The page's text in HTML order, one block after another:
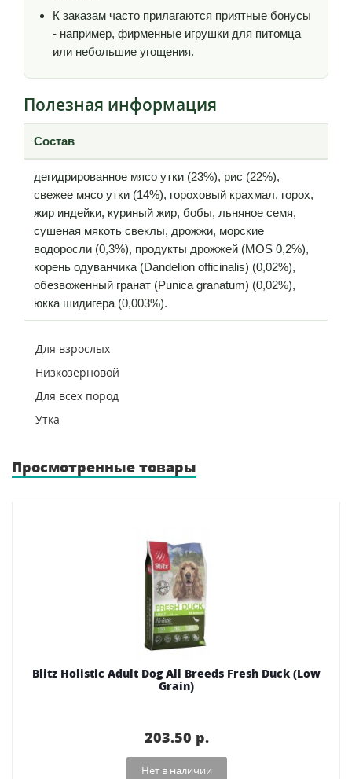
К заказам часто прилагаются приятные бонусы
- например, фирменные игрушки для питомца
или небольшие угощения.
Полезная информация
Состав
дегидрированное мясо утки (23%), рис (22%),
свежее мясо утки (14%), гороховый крахмал, горох,
жир индейки, куриный жир, бобы, льняное семя,
сушеная мякоть свеклы, дрожжи, морские
водоросли (0,3%), продукты дрожжей (MOS 0,2%),
корень одуванчика (Dandelion officinalis) (0,02%),
обезвоженный гранат (Punica granatum) (0,02%),
юкка шидигера (0,003%).
Для взрослых
Низкозерновой
Для всех пород
Утка
Просмотренные товары
Blitz Holistic Adult Dog All Breeds Fresh Duck (Low
Grain)
203.50 p.
Нет в наличии